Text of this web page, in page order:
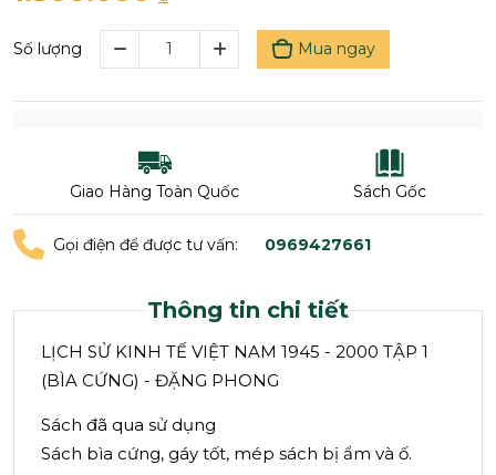
Số lượng Mua ngay
Giao Hàng Toàn Quốc Sách Gốc
Gọi điện để được tư vấn: 0969427661
Thông tin chi tiết
LỊCH SỬ KINH TẾ VIỆT NAM 1945 - 2000 TẬP 1
(BÌA CỨNG) - ĐẶNG PHONG
Sách đã qua sử dụng
Sách bìa cứng, gáy tốt, mép sách bị ẩm và ố.